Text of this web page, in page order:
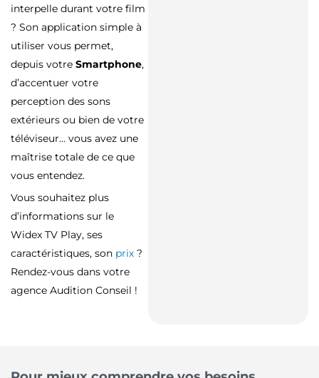
interpelle durant votre film
? Son application simple à
utiliser vous permet,
depuis votre Smartphone,
d’accentuer votre
perception des sons
extérieurs ou bien de votre
téléviseur… vous avez une
maîtrise totale de ce que
vous entendez.
Vous souhaitez plus
d’informations sur le
Widex TV Play, ses
caractéristiques, son prix ?
Rendez-vous dans votre
agence Audition Conseil !